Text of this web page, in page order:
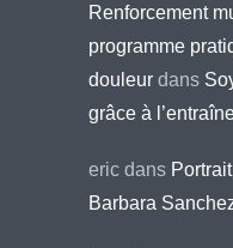
Renforcement
programme
douleur dans
grâce à
eric dans
Barbara